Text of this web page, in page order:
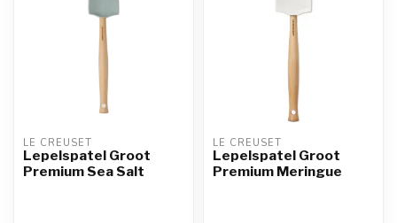
LE CREUSET
Lepelspatel Groot
Premium Sea Salt
LE CREUSET
Lepelspatel Groot
Premium Meringue